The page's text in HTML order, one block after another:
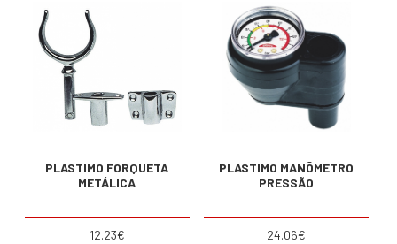
PLASTIMO FORQUETA
METÁLICA
12.23€
PLASTIMO MANÕMETRO
PRESSÃO
24.06€